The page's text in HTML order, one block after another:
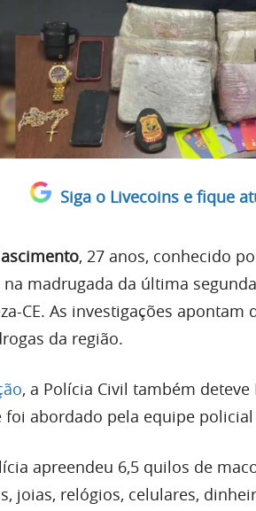
Siga o Livecoins e fique
, 27 anos, conhecido
madrugada da última
CE. As investigações
da região.
, a Polícia Civil também
foi abordado pela equipe
apreendeu 6,5 quilos de
joias, relógios, celulares,